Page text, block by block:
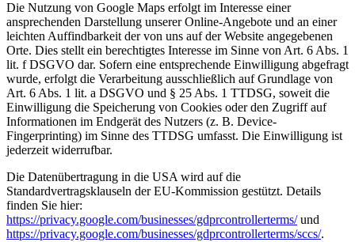
Die Nutzung von Google Maps erfolgt im Interesse einer
ansprechenden Darstellung unserer Online-Angebote und an einer
leichten Auffindbarkeit der von uns auf der Website angegebenen
Orte. Dies stellt ein berechtigtes Interesse im Sinne von Art. 6 Abs. 1
lit. f DSGVO dar. Sofern eine entsprechende Einwilligung abgefragt
wurde, erfolgt die Verarbeitung ausschließlich auf Grundlage von
Art. 6 Abs. 1 lit. a DSGVO und § 25 Abs. 1 TTDSG, soweit die
Einwilligung die Speicherung von Cookies oder den Zugriff auf
Informationen im Endgerät des Nutzers (z. B. Device-
Fingerprinting) im Sinne des TTDSG umfasst. Die Einwilligung ist
jederzeit widerrufbar.
Die Datenübertragung in die USA wird auf die
Standardvertragsklauseln der EU-Kommission gestützt. Details
finden Sie hier:
https://privacy.google.com/businesses/gdprcontrollerterms/und
https://privacy.google.com/businesses/gdprcontrollerterms/sccs/.